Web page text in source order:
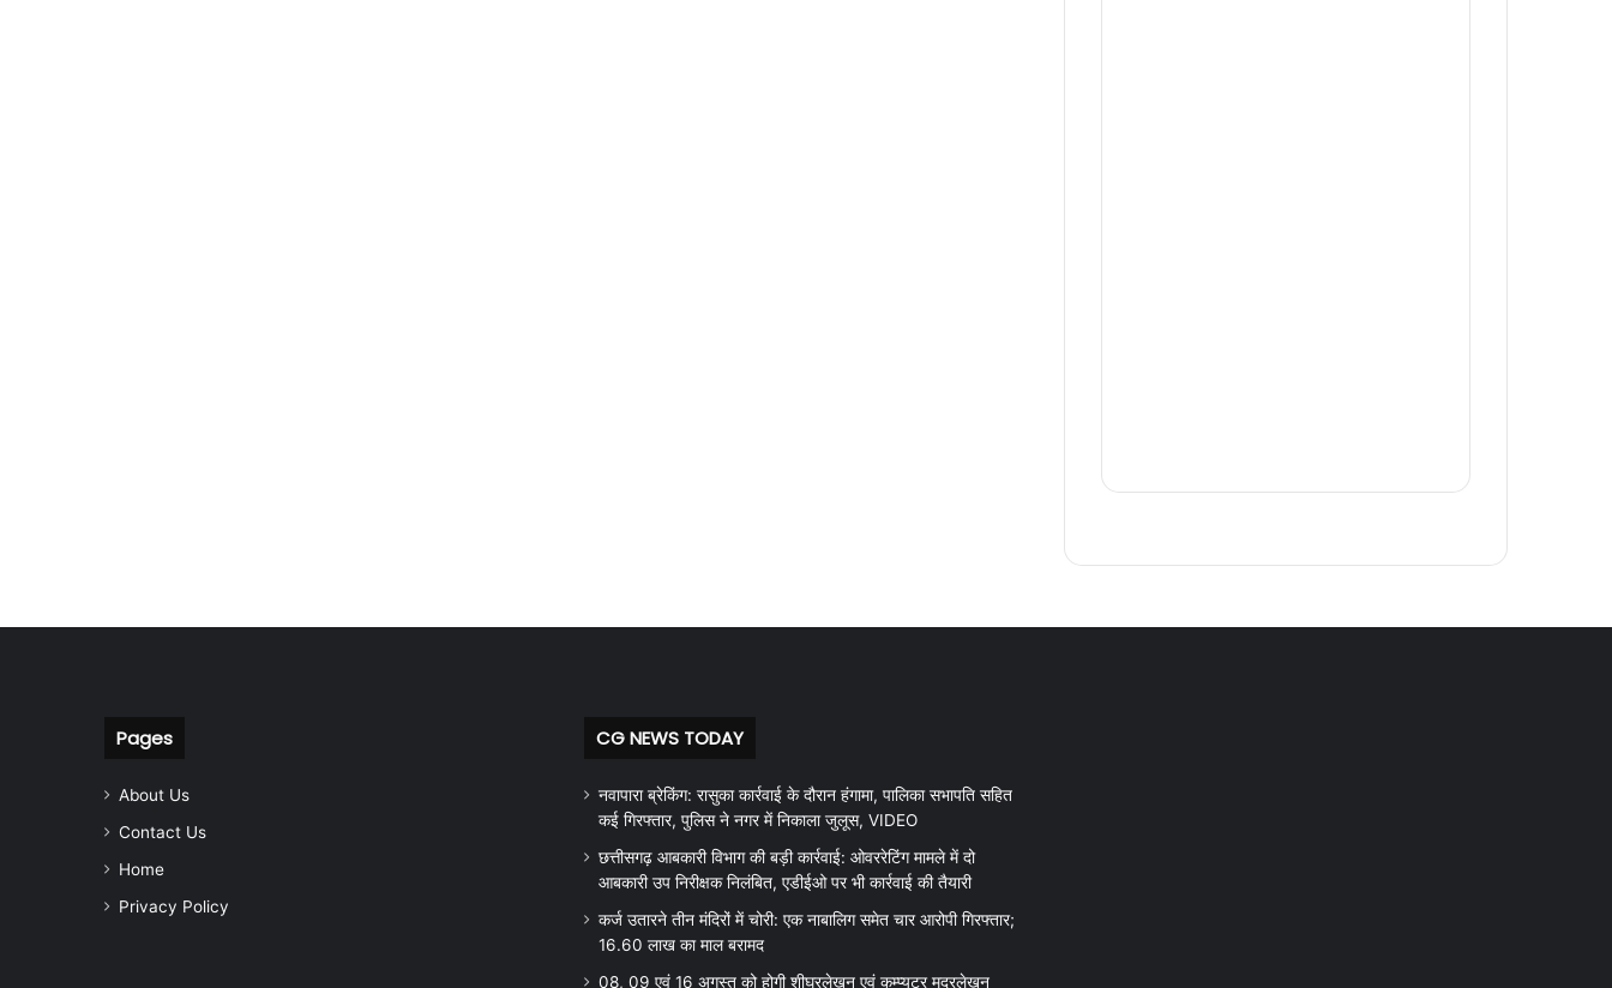
Pages
About Us
Contact Us
Home
Privacy Policy
CG NEWS TODAY
नवापारा ब्रेकिंग: रासुका कार्रवाई के दौरान हंगामा, पालिका सभापति सहित
कई गिरफ्तार, पुलिस ने नगर में निकाला जुलूस, VIDEO
छत्तीसगढ़ आबकारी विभाग की बड़ी कार्रवाई: ओवररेटिंग मामले में दो
आबकारी उप निरीक्षक निलंबित, एडीईओ पर भी कार्रवाई की तैयारी
कर्ज उतारने तीन मंदिरों में चोरी: एक नाबालिग समेत चार आरोपी गिरफ्तार;
16.60 लाख का माल बरामद
08, 09 एवं 16 अगस्त को होगी शीघ्रलेखन एवं कम्प्यूटर मुद्रलेखन